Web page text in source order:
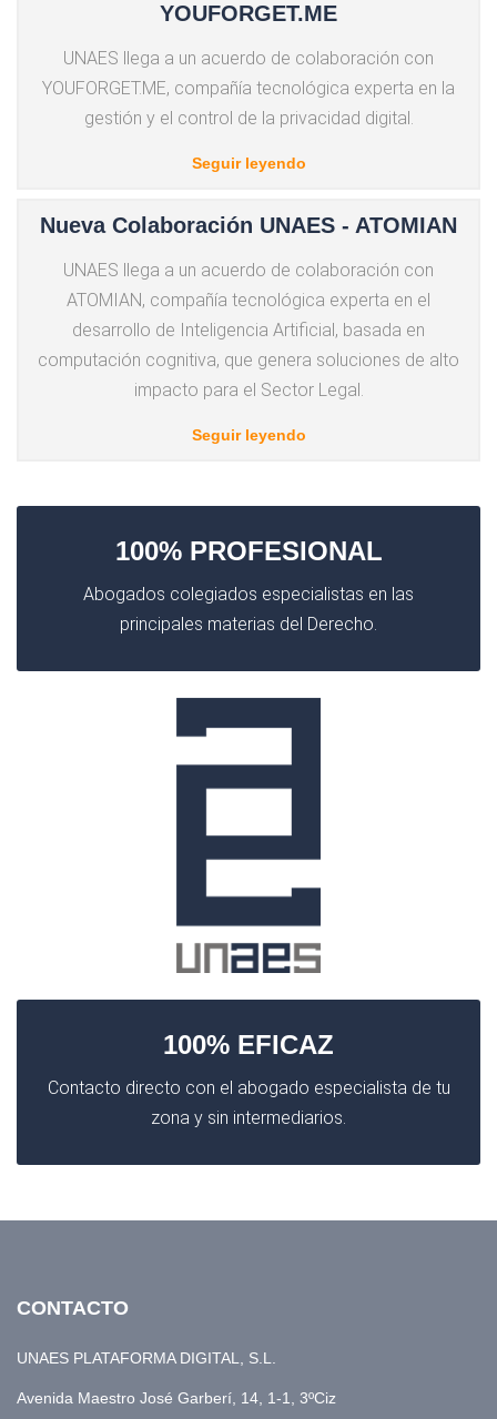
YOUFORGET.ME
UNAES llega a un acuerdo de colaboración con
YOUFORGET.ME, compañía tecnológica experta en la
gestión y el control de la privacidad digital.
Seguir leyendo
Nueva Colaboración UNAES - ATOMIAN
UNAES llega a un acuerdo de colaboración con
ATOMIAN, compañía tecnológica experta en el
desarrollo de Inteligencia Artificial, basada en
computación cognitiva, que genera soluciones de alto
impacto para el Sector Legal.
Seguir leyendo
100% PROFESIONAL
Abogados colegiados especialistas en las
principales materias del Derecho.
100% EFICAZ
Contacto directo con el abogado especialista de tu
zona y sin intermediarios.
CONTACTO
UNAES PLATAFORMA DIGITAL, S.L.
Avenida Maestro José Garberí, 14, 1-1, 3ºCiz